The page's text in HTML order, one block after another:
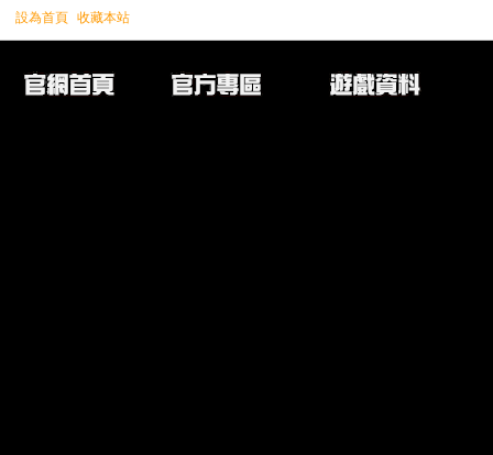
設為首頁 收藏本站